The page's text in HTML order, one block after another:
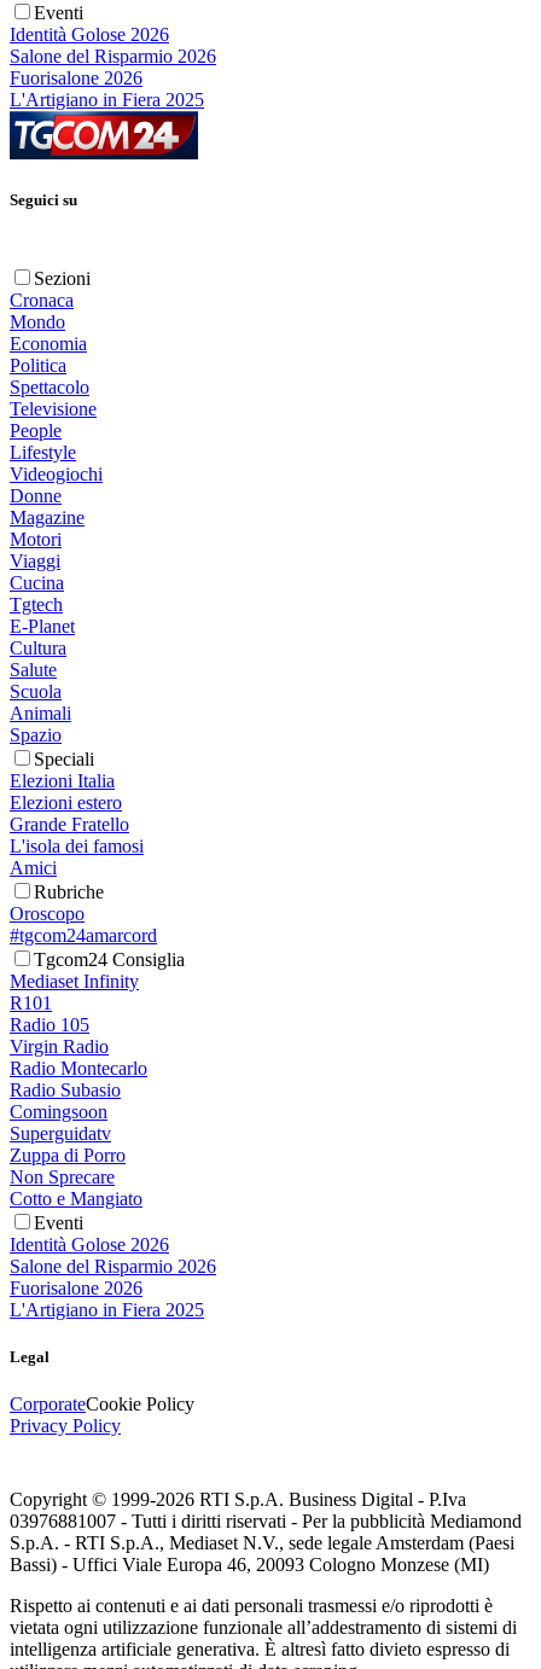
Eventi
Identità Golose 2026
Salone del Risparmio 2026
Fuorisalone 2026
L'Artigiano in Fiera 2025
Seguici su
Sezioni
Cronaca
Mondo
Economia
Politica
Spettacolo
Televisione
People
Lifestyle
Videogiochi
Donne
Magazine
Motori
Viaggi
Cucina
Tgtech
E-Planet
Cultura
Salute
Scuola
Animali
Spazio
Speciali
Elezioni Italia
Elezioni estero
Grande Fratello
L'isola dei famosi
Amici
Rubriche
Oroscopo
#tgcom24amarcord
Tgcom24 Consiglia
Mediaset Infinity
R101
Radio 105
Virgin Radio
Radio Montecarlo
Radio Subasio
Comingsoon
Superguidatv
Zuppa di Porro
Non Sprecare
Cotto e Mangiato
Eventi
Identità Golose 2026
Salone del Risparmio 2026
Fuorisalone 2026
L'Artigiano in Fiera 2025
Legal
CorporateCookie Policy
Privacy Policy
Copyright © 1999-2026 RTI S.p.A. Business Digital - P.Iva
03976881007 - Tutti i diritti riservati - Per la pubblicità Mediamond
S.p.A. - RTI S.p.A., Mediaset N.V., sede legale Amsterdam (Paesi
Bassi) - Uffici Viale Europa 46, 20093 Cologno Monzese (MI)
Rispetto ai contenuti e ai dati personali trasmessi e/o riprodotti è
vietata ogni utilizzazione funzionale all’addestramento di sistemi di
intelligenza artificiale generativa. È altresì fatto divieto espresso di